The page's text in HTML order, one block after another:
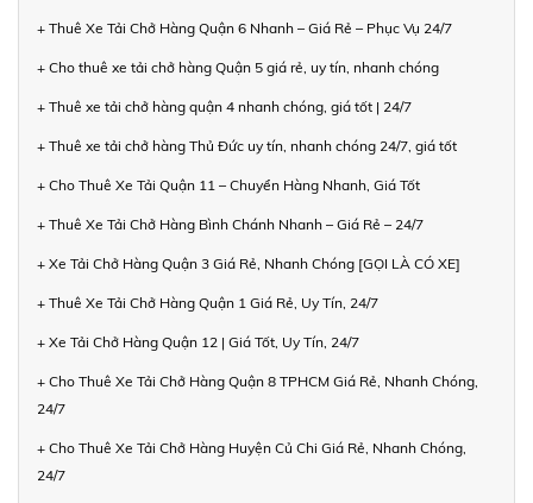
+ Thuê Xe Tải Chở Hàng Quận 6 Nhanh – Giá Rẻ – Phục Vụ 24/7
+ Cho thuê xe tải chở hàng Quận 5 giá rẻ, uy tín, nhanh chóng
+ Thuê xe tải chở hàng quận 4 nhanh chóng, giá tốt | 24/7
+ Thuê xe tải chở hàng Thủ Đức uy tín, nhanh chóng 24/7, giá tốt
+ Cho Thuê Xe Tải Quận 11 – Chuyển Hàng Nhanh, Giá Tốt
+ Thuê Xe Tải Chở Hàng Bình Chánh Nhanh – Giá Rẻ – 24/7
+ Xe Tải Chở Hàng Quận 3 Giá Rẻ, Nhanh Chóng [GỌI LÀ CÓ XE]
+ Thuê Xe Tải Chở Hàng Quận 1 Giá Rẻ, Uy Tín, 24/7
+ Xe Tải Chở Hàng Quận 12 | Giá Tốt, Uy Tín, 24/7
+ Cho Thuê Xe Tải Chở Hàng Quận 8 TPHCM Giá Rẻ, Nhanh Chóng,
24/7
+ Cho Thuê Xe Tải Chở Hàng Huyện Củ Chi Giá Rẻ, Nhanh Chóng,
24/7